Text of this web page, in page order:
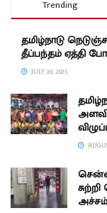
Trending
தமிழ்நாடு
தீப்பந்தம் ஏத்தி
JULY 30, 2025
அச்சம்